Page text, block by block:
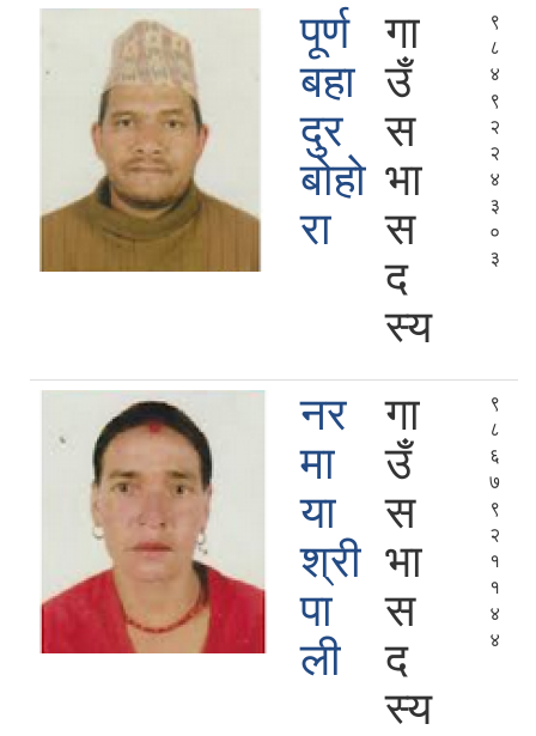
पूर्ण
बहा
दुर
बोहो
रा
गा
उँ
स
भा
स
द
स्य
९
८
४
९
२
२
४
३
०
३
नर
मा
या
श्री
पा
ली
गा
उँ
स
भा
स
द
स्य
९
८
६
७
९
२
१
१
४
४